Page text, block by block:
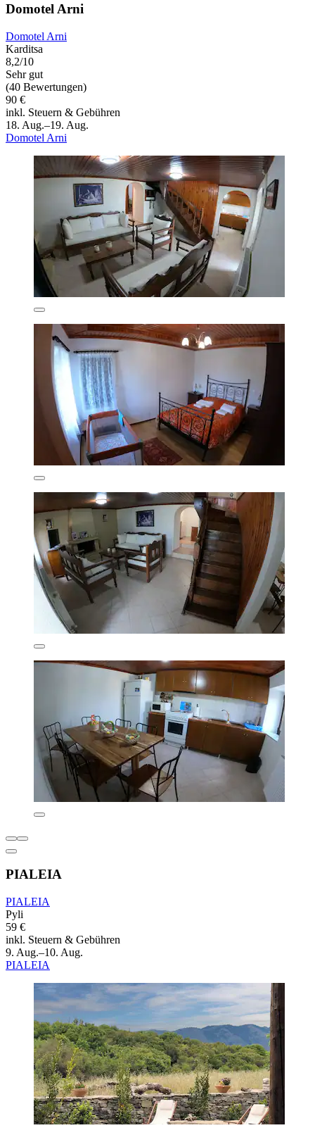
Domotel Arni
Domotel Arni
Karditsa
8,2/10
Sehr gut
(40 Bewertungen)
90 €
inkl. Steuern & Gebühren
18. Aug.–19. Aug.
Domotel Arni
PIALEIA
PIALEIA
Pyli
59 €
inkl. Steuern & Gebühren
9. Aug.–10. Aug.
PIALEIA